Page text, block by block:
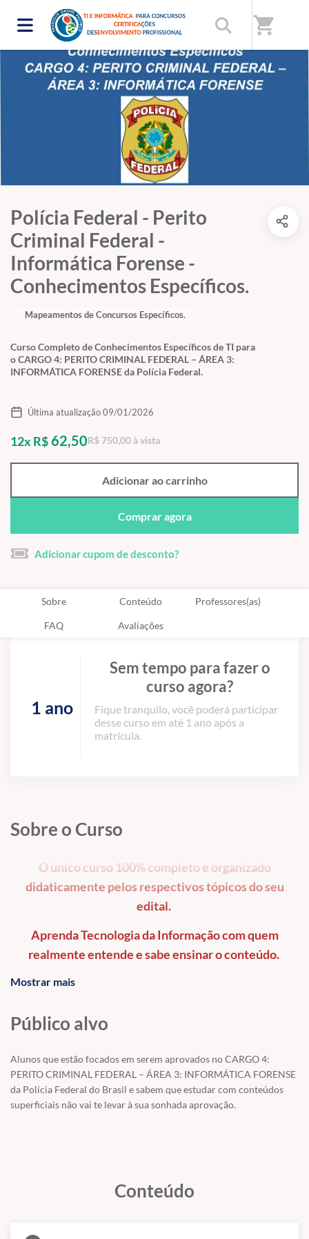
shopping_cart
Polícia Federal - Perito
Criminal Federal -
Informática Forense -
Conhecimentos Específicos.
Curso Completo de Conhecimentos Específicos de TI para
o CARGO 4: PERITO CRIMINAL FEDERAL – ÁREA 3:
INFORMÁTICA FORENSE da Polícia Federal.
Mapeamentos de Concursos Específicos.
Última atualização 09/01/2026
12x R$62,50R$ 750,00 à vista
Adicionar ao carrinho
Comprar agora
Adicionar cupom de desconto?
Sobre Conteúdo Professores(as)
FAQ Avaliações
1 ano
Sem tempo para fazer o
curso agora?
Fique tranquilo, você poderá participar
desse curso em até 1 ano após a
matrícula.
Sobre o Curso
O único curso 100% completo e organizado
didaticamente pelos respectivos tópicos do seu
edital.
Aprenda Tecnologia da Informação com quem
realmente entende e sabe ensinar o conteúdo.
Não negligencie a principal disciplina do seu
Modalidade:Reta Final.
Concurso: Polícia Federal - 2025.
Cargo: CARGO 4: PERITO CRIMINAL FEDERAL – ÁREA 3:
INFORMÁTICA FORENSE da Polícia Federal.
Neste curso nós teremos as seguintes parcerias garantidas para
Mostrar mais
Público alvo
Alunos que estão focados em serem aprovados no CARGO 4:
PERITO CRIMINAL FEDERAL – ÁREA 3: INFORMÁTICA FORENSE
da Polícia Federal do Brasil e sabem que estudar com conteúdos
superficiais não vai te levar à sua sonhada aprovação.
Conteúdo